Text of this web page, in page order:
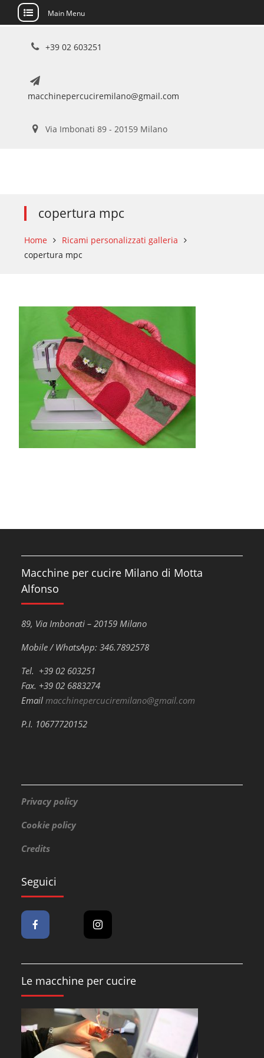
Main Menu
+39 02 603251
macchinepercuciremilano@gmail.com
Via Imbonati 89 - 20159 Milano
copertura mpc
Home
Ricami personalizzati galleria
copertura mpc
Macchine per cucire Milano di Motta
Alfonso
89, Via Imbonati – 20159 Milano
Mobile / WhatsApp: 346.7892578
Tel. +39 02 603251
Fax. +39 02 6883274
Emailmacchinepercuciremilano@gmail.com
P.I. 10677720152
Privacy policy
Cookie policy
Credits
Seguici
Le macchine per cucire